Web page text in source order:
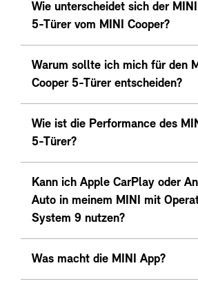
Wie unterscheidet sich der
5-Türer vom MINI Cooper?
Warum sollte ich mich für den
Cooper 5-Türer entscheiden?
Wie ist die Performance des
5-Türer?
Kann ich Apple CarPlay oder
Auto in meinem MINI mit
System 9 nutzen?
Was macht die MINI App?